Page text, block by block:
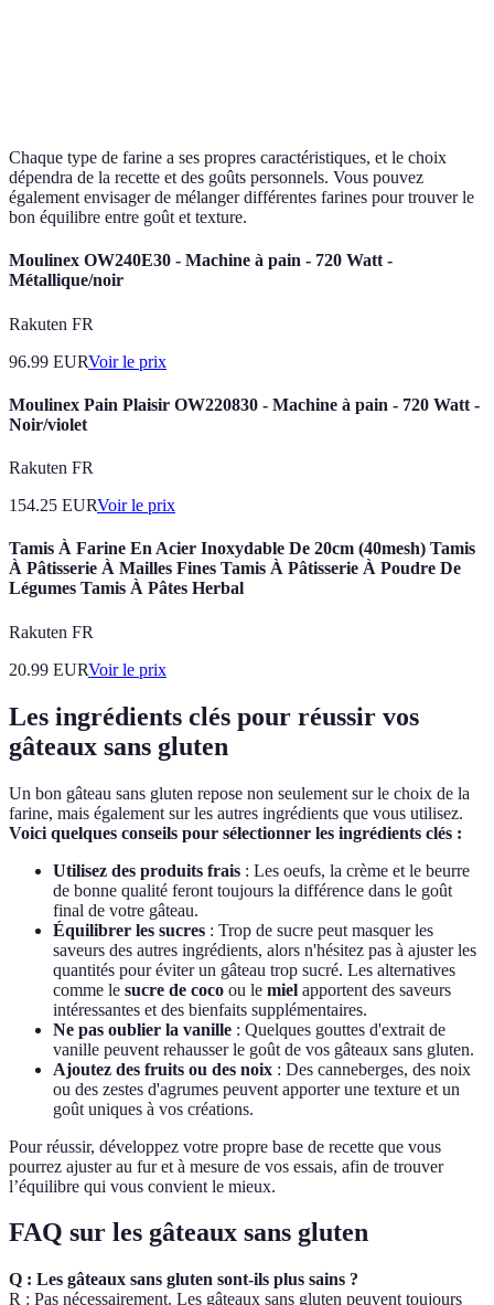
Chaque type de farine a ses propres caractéristiques, et le choix
dépendra de la recette et des goûts personnels. Vous pouvez
également envisager de mélanger différentes farines pour trouver le
bon équilibre entre goût et texture.
Moulinex OW240E30 - Machine à pain - 720 Watt -
Métallique/noir
Rakuten FR
96.99 EURVoir le prix
Moulinex Pain Plaisir OW220830 - Machine à pain - 720 Watt -
Noir/violet
Rakuten FR
154.25 EURVoir le prix
Tamis À Farine En Acier Inoxydable De 20cm (40mesh) Tamis
À Pâtisserie À Mailles Fines Tamis À Pâtisserie À Poudre De
Légumes Tamis À Pâtes Herbal
Rakuten FR
20.99 EURVoir le prix
Les ingrédients clés pour réussir vos
gâteaux sans gluten
Un bon gâteau sans gluten repose non seulement sur le choix de la
farine, mais également sur les autres ingrédients que vous utilisez.
Voici quelques conseils pour sélectionner les ingrédients clés :
Utilisez des produits frais : Les oeufs, la crème et le beurre
de bonne qualité feront toujours la différence dans le goût
final de votre gâteau.
Équilibrer les sucres : Trop de sucre peut masquer les
saveurs des autres ingrédients, alors n'hésitez pas à ajuster les
quantités pour éviter un gâteau trop sucré. Les alternatives
comme le sucre de coco ou le miel apportent des saveurs
intéressantes et des bienfaits supplémentaires.
Ne pas oublier la vanille : Quelques gouttes d'extrait de
vanille peuvent rehausser le goût de vos gâteaux sans gluten.
Ajoutez des fruits ou des noix : Des canneberges, des noix
ou des zestes d'agrumes peuvent apporter une texture et un
goût uniques à vos créations.
Pour réussir, développez votre propre base de recette que vous
pourrez ajuster au fur et à mesure de vos essais, afin de trouver
l’équilibre qui vous convient le mieux.
FAQ sur les gâteaux sans gluten
Q : Les gâteaux sans gluten sont-ils plus sains ?
R : Pas nécessairement. Les gâteaux sans gluten peuvent toujours